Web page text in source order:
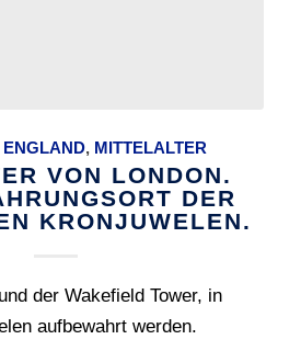
ENGLAND, MITTELALTER
VON LONDON.
DER
KRONJUWELEN.
der Wakefield Tower, in
aufbewahrt werden.